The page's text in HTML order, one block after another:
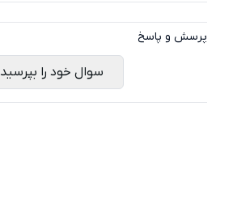
پرسش و پاسخ
سوال خود را بپرسید